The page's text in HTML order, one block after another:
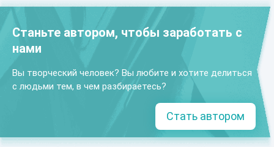
Станьте автором, чтобы заработать с
нами
Вы творческий человек? Вы любите и хотите делиться
с людьми тем, в чем разбираетесь?
Стать автором